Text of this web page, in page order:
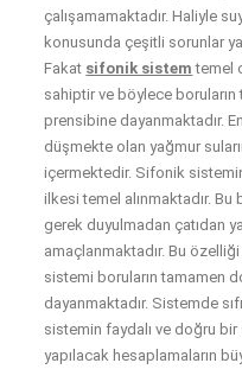
çalışamamaktadır. Haliyle
konusunda çeşitli sorunlar
Fakat sifonik sistem temel
sahiptir ve böylece
prensibine dayanmaktadır.
düşmekte olan yağmur
içermektedir. Sifonik
ilkesi temel alınmaktadır.
gerek duyulmadan çatıdan
amaçlanmaktadır. Bu
sistemi boruların tamamen
dayanmaktadır. Sistemde
sistemin faydalı ve doğru bir
yapılacak hesaplamaların